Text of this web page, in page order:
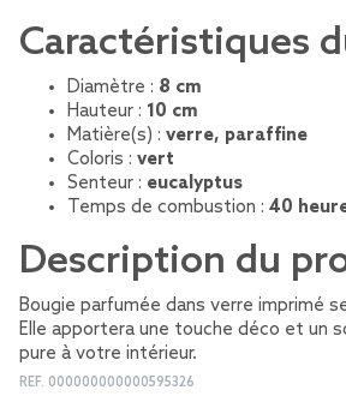
Caractéristiques
Diamètre : 8 cm
Hauteur : 10 cm
Matière(s) : verre, paraffine
Coloris : vert
Senteur : eucalyptus
Temps de combustion : 40
Description du
Bougie parfumée dans verre imprimé
Elle apportera une touche déco et un
pure à votre intérieur.
REF. 000000000000595326